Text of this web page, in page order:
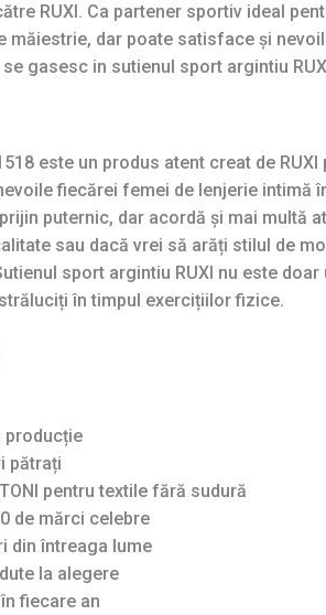
RUXI. Ca partener sportiv ideal
măiestrie, dar poate satisface și
gasesc in sutienul sport argintiu
este un produs atent creat de
fiecărei femei de lenjerie
puternic, dar acordă și mai
sau dacă vrei să arăți stilul de
sport argintiu RUXI nu este
în timpul exercițiilor fizice.
producție
pătrați
pentru textile fără sudură
de mărci celebre
din întreaga lume
la alegere
fiecare an